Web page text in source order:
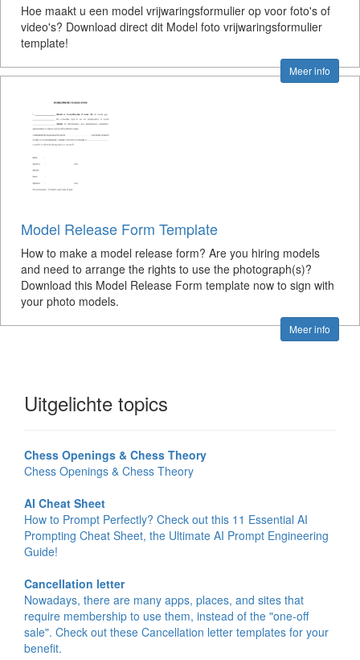
Hoe maakt u een model vrijwaringsformulier op voor foto's of
video's? Download direct dit Model foto vrijwaringsformulier
template!
Meer info
Model Release Form Template
How to make a model release form? Are you hiring models
and need to arrange the rights to use the photograph(s)?
Download this Model Release Form template now to sign with
your photo models.
Meer info
Uitgelichte topics
Chess Openings & Chess Theory
Chess Openings & Chess Theory
AI Cheat Sheet
How to Prompt Perfectly? Check out this 11 Essential AI
Prompting Cheat Sheet, the Ultimate AI Prompt Engineering
Guide!
Cancellation letter
Nowadays, there are many apps, places, and sites that
require membership to use them, instead of the "one-off
sale". Check out these Cancellation letter templates for your
benefit.